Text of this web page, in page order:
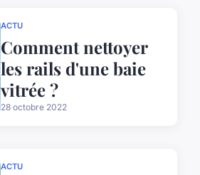
ACTU
Comment nettoyer
les rails d'une baie
vitrée ?
28 octobre 2022
ACTU